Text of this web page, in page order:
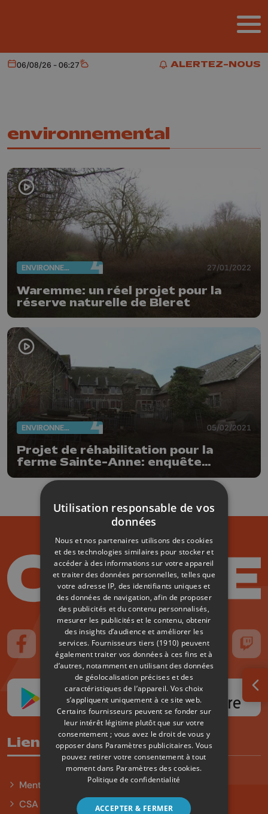
ALERTEZ-NOUS
ALERTEZ-NOUS
Aujourd'hui
06/08/26 - 06:27 Météo
environnemental
ENVIRONNEMENT 27/01/2022
Waremme: un réel projet pour la
réserve naturelle de Bleret
ENVIRONNEMENT 05/02/2021
Projet de réhabilitation pour la
ferme Sainte-Anne: enquête
Suivez-nous sur FaceBook
Suivez-nous sur Instagram
Suivez-nous sur TikTok
Suivez-nous sur YouTube
Suivez-nous
Liens utiles
Mentions légales
CSA
Utilisation responsable de vos
données
Nous et nos partenaires utilisons des cookies
et des technologies similaires pour stocker et
accéder à des informations sur votre appareil
et traiter des données personnelles, telles que
votre adresse IP, des identifiants uniques et
des données de navigation, afin de proposer
des publicités et du contenu personnalisés,
mesurer les publicités et le contenu, obtenir
des insights d’audience et améliorer les
services. Fournisseurs tiers (1910) peuvent
également traiter vos données à ces fins et à
d’autres, notamment en utilisant des données
de géolocalisation précises et des
caractéristiques de l’appareil. Vos choix
s’appliquent uniquement à ce site web.
Certains fournisseurs peuvent se fonder sur
leur intérêt légitime plutôt que sur votre
consentement ; vous avez le droit de vous y
opposer dans Paramètres publicitaires. Vous
pouvez retirer votre consentement à tout
moment dans Paramètres des cookies.
Politique de confidentialité
ACCEPTER & FERMER